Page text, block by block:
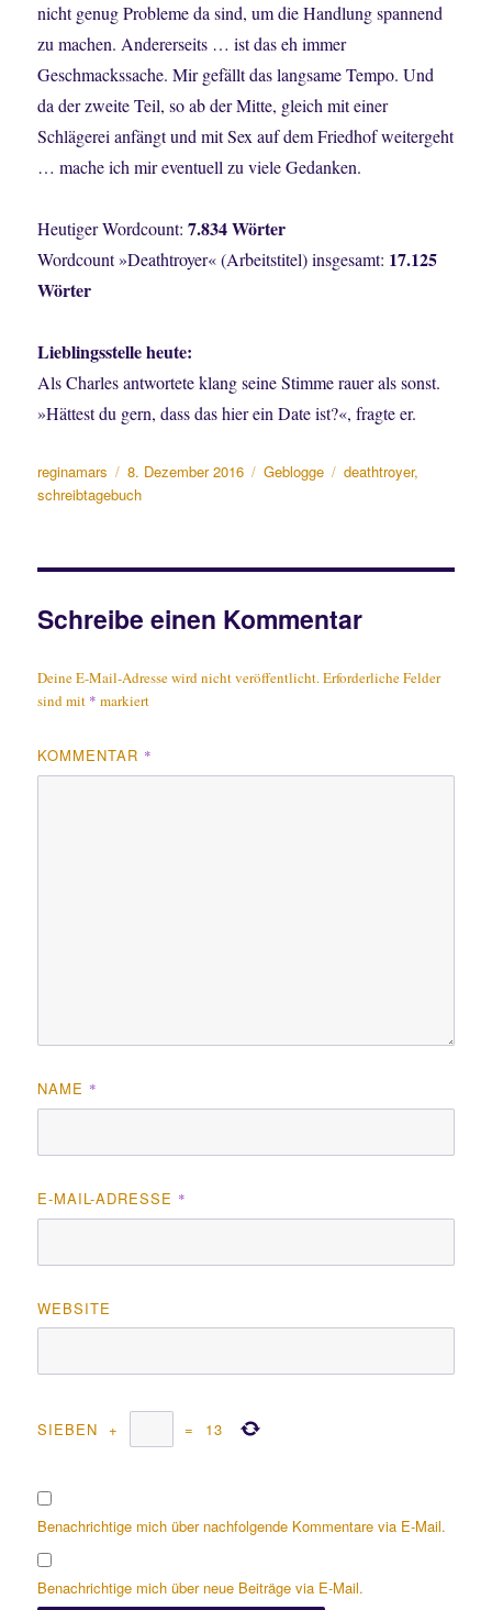
nicht genug Probleme da sind, um die Handlung spannend
zu machen. Andererseits … ist das eh immer
Geschmackssache. Mir gefällt das langsame Tempo. Und
da der zweite Teil, so ab der Mitte, gleich mit einer
Schlägerei anfängt und mit Sex auf dem Friedhof weitergeht
… mache ich mir eventuell zu viele Gedanken.
Heutiger Wordcount:7.834 Wörter
Wordcount »Deathtroyer« (Arbeitstitel) insgesamt: 17.125
Wörter
Lieblingsstelle heute:
Als Charles antwortete klang seine Stimme rauer als sonst.
»Hättest du gern, dass das hier ein Date ist?«, fragte er.
Autor
reginamars
Veröffentlicht
am
8. Dezember 2016 Kategorien
Geblogge Schlagwörter
deathtroyer,
schreibtagebuch
Schreibe einen Kommentar
Deine E-Mail-Adresse wird nicht veröffentlicht.Erforderliche Felder
sind mit * markiert
KOMMENTAR *
NAME *
E-MAIL-ADRESSE *
WEBSITE
SIEBEN + = 13
Benachrichtige mich über nachfolgende Kommentare via E-Mail.
Benachrichtige mich über neue Beiträge via E-Mail.